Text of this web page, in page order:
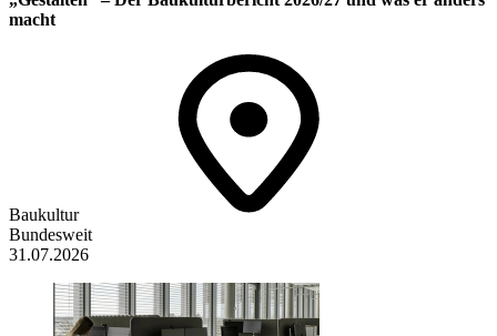
macht
Baukultur
Bundesweit
31.07.2026